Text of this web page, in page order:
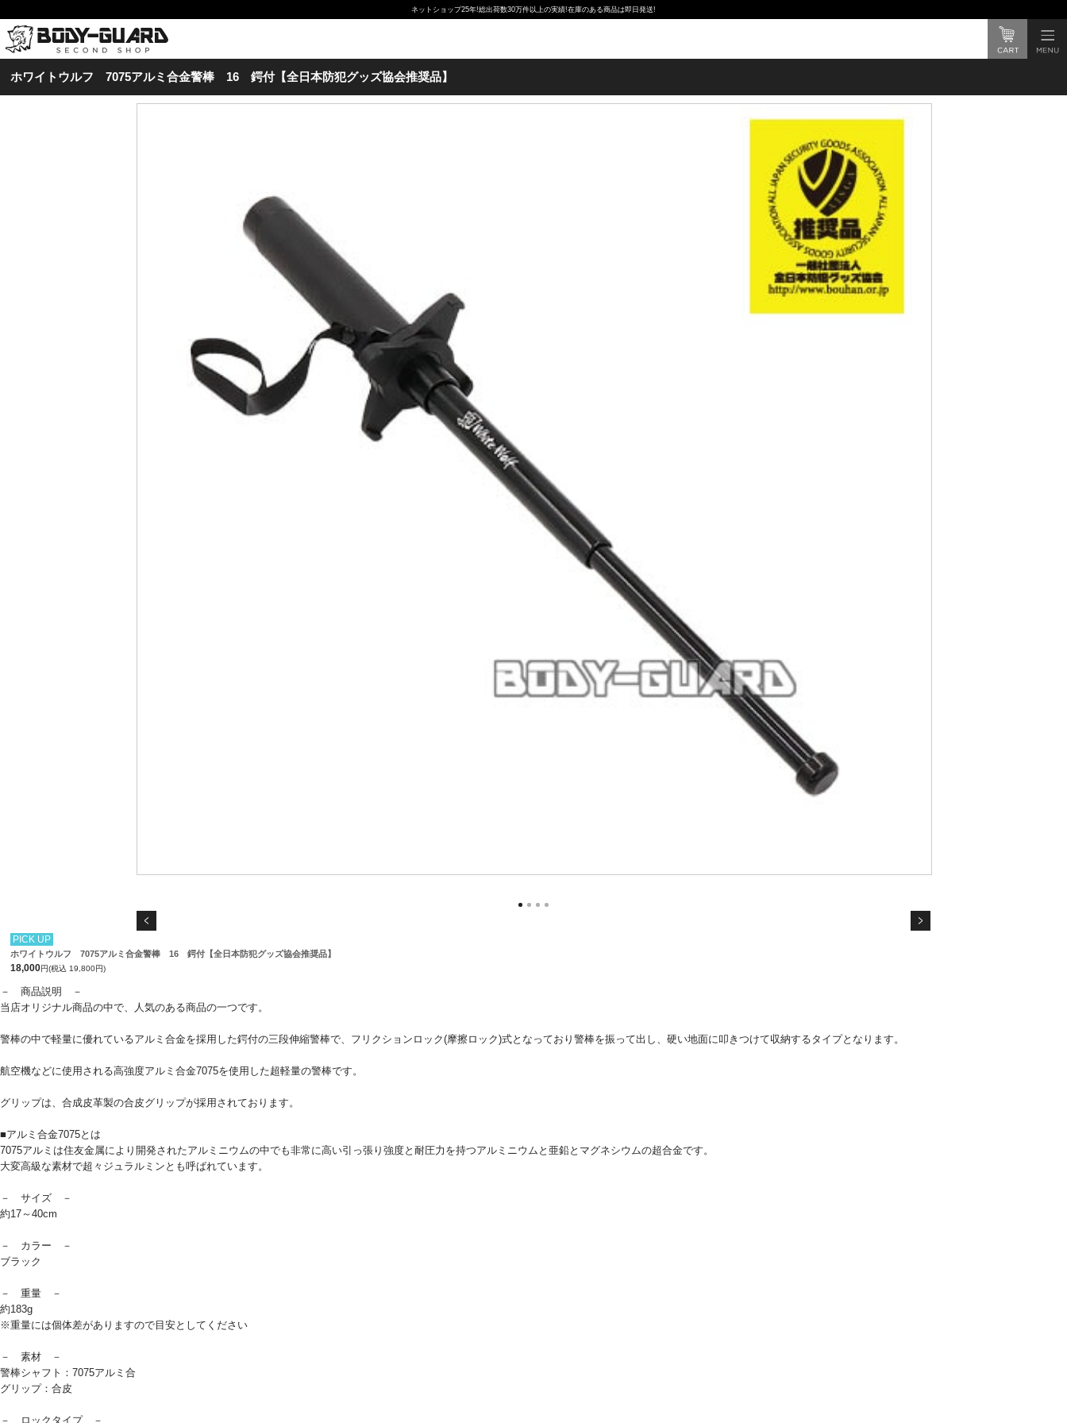
ネットショップ25年!総出荷数30万件以上の実績!在庫のある商品は即日発送!
ホワイトウルフ 7075アルミ合金警棒 16 鍔付【全日本防犯グッズ協会推奨品】
PICK UP
ホワイトウルフ 7075アルミ合金警棒 16 鍔付【全日本防犯グッズ協会推奨品】
18,000円(税込 19,800円)
－ 商品説明 －
当店オリジナル商品の中で、人気のある商品の一つです。
警棒の中で軽量に優れているアルミ合金を採用した鍔付の三段伸縮警棒で、フリクションロック(摩擦ロック)式となっており警棒を振って出し、硬い地面に叩きつけて収納するタイプとなります。
航空機などに使用される高強度アルミ合金7075を使用した超軽量の警棒です。
グリップは、合成皮革製の合皮グリップが採用されております。
■アルミ合金7075とは
7075アルミは住友金属により開発されたアルミニウムの中でも非常に高い引っ張り強度と耐圧力を持つアルミニウムと亜鉛とマグネシウムの超合金です。
大変高級な素材で超々ジュラルミンとも呼ばれています。
－ サイズ －
約17～40cm
－ カラー －
ブラック
－ 重量 －
約183g
※重量には個体差がありますので目安としてください
－ 素材 －
警棒シャフト：7075アルミ合
グリップ：合皮
－ ロックタイプ －